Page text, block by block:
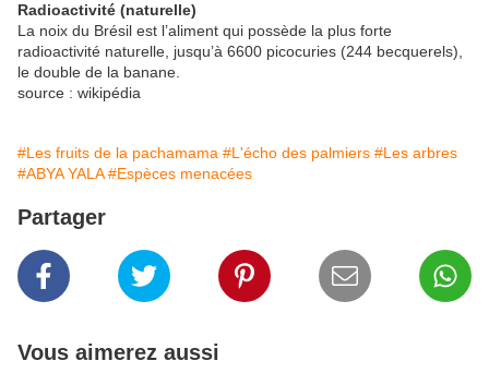
Radioactivité (naturelle)
La noix du Brésil est l’aliment qui possède la plus forte
radioactivité naturelle, jusqu’à 6600 picocuries (244 becquerels),
le double de la banane.
source : wikipédia
#Les fruits de la pachamama #L'écho des palmiers #Les arbres
#ABYA YALA #Espèces menacées
Partager
Vous aimerez aussi